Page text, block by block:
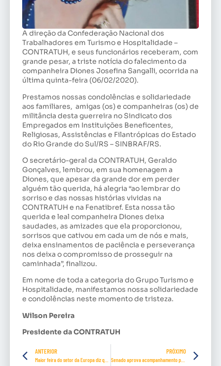
A direção da Confederação Nacional dos
Trabalhadores em Turismo e Hospitalidade –
CONTRATUH, e seus funcionários receberam, com
grande pesar, a triste notícia do falecimento da
companheira Diones Josefina Sangalli, ocorrida na
última quinta-feira (06/02/2020).
Prestamos nossas condolências e solidariedade
aos familiares, amigas (os) e companheiras (os) de
militância desta guerreira no Sindicato dos
Empregados em Instituições Beneficentes,
Religiosas, Assistências e Filantrópicas do Estado
do Rio Grande do Sul/RS – SINBRAF/RS.
O secretário-geral da CONTRATUH, Geraldo
Gonçalves, lembrou, em sua homenagem a
Diones, que apesar da grande dor em perder
alguém tão querida, há alegria “ao lembrar do
sorriso e das nossas histórias vividas na
CONTRATUH e na Fenatibref. Esta nossa tão
querida e leal companheira Diones deixa
saudades, as amizades que ela proporcionou,
sorrisos que cativou em cada um de nós e mais,
deixa ensinamentos de paciência e perseverança
nos deixa o compromisso de prosseguir na
caminhada”, finalizou.
Em nome de toda a categoria do Grupo Turismo e
Hospitalidade, manifestamos nossa solidariedade
e condolências neste momento de tristeza.
Wilson Pereira
Presidente da CONTRATUH
ANTERIOR PRÓXIMO
Senado aprova acompanhamento psicossocial para agressores de mulheres